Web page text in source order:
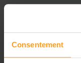
Consentement
Mardi